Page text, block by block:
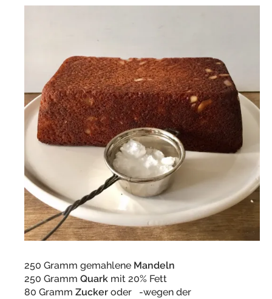
250 Gramm gemahlene Mandeln
250 Gramm Quark mit 20% Fett
80 Gramm Zucker oder -wegen der